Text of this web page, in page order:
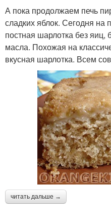
А пока продолжаем печь
сладких яблок. Сегодня на
постная шарлотка без яиц,
масла. Похожая на
вкусная шарлотка. Всем
читать дальше →